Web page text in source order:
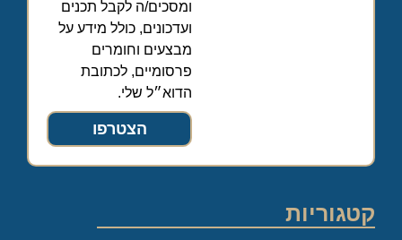
ומסכים/ה לקבל תכנים
ועדכונים, כולל מידע על
מבצעים וחומרים
פרסומיים, לכתובת
הדוא״ל שלי.
הצטרפו
קטגוריות